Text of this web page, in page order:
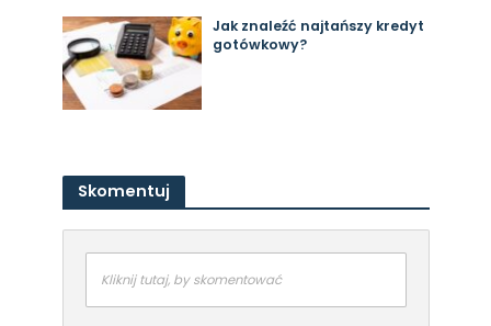
Jak znaleźć najtańszy kredyt
gotówkowy?
Skomentuj
Kliknij tutaj, by skomentować